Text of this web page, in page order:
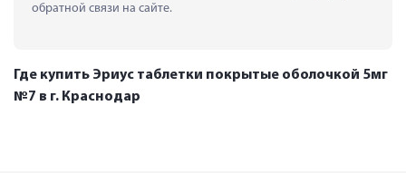
обратной связи на сайте.
Где купить Эриус таблетки покрытые оболочкой 5мг
№7 в г. Краснодар